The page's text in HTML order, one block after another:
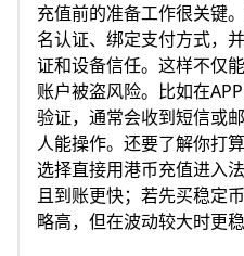
充值前的准备工作很关键
名认证、绑定支付方式，
证和设备信任。这样不仅
账户被盗风险。比如在
验证，通常会收到短信或
人能操作。还要了解你打
选择直接用港币充值进入
且到账更快；若先买稳定
略高，但在波动较大时更稳